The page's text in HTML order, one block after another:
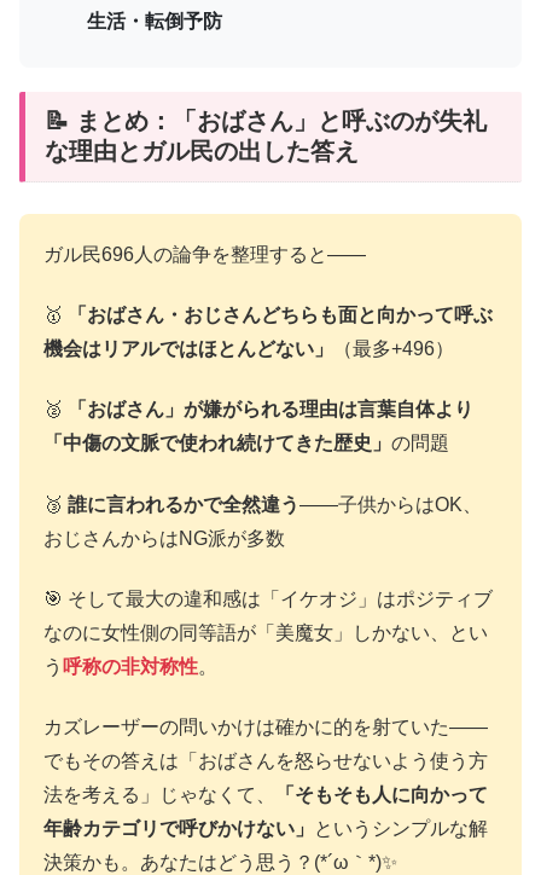
生活・転倒予防
📝 まとめ：「おばさん」と呼ぶのが失礼
な理由とガル民の出した答え
ガル民696人の論争を整理すると——
🥇
「おばさん・おじさんどちらも面と向かって呼ぶ
機会はリアルではほとんどない」
（最多+496）
🥈
「おばさん」が嫌がられる理由は言葉自体より
「中傷の文脈で使われ続けてきた歴史」 の問題
🥉 誰に言われるかで全然違う——子供からはOK、
おじさんからはNG派が多数
🎯 そして最大の違和感は「イケオジ」はポジティブ
なのに女性側の同等語が「美魔女」しかない、とい
う 呼称の非対称性。
カズレーザーの問いかけは確かに的を射ていた——
でもその答えは「おばさんを怒らせないよう使う方
法を考える」じゃなくて、
「そもそも人に向かって
年齢カテゴリで呼びかけない」
というシンプルな解
決策かも。あなたはどう思う？(*´ω｀*)✨